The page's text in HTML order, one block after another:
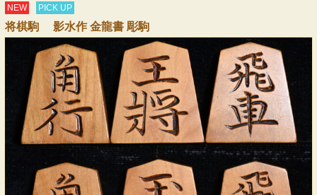
NEW PICK UP
将棋駒 影水作 金龍書 彫駒